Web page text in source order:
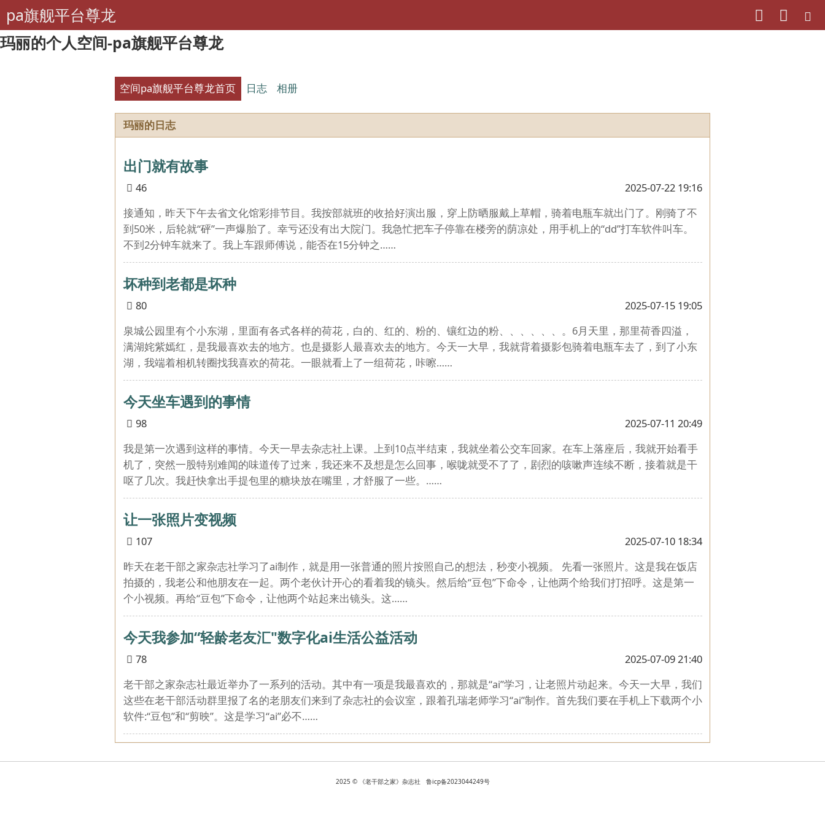
玛丽的个人空间-pa旗舰平台尊龙
pa旗舰平台尊龙
空间pa旗舰平台尊龙首页 日志 相册
玛丽的日志
出门就有故事
46
2025-07-22 19:16
接通知，昨天下午去省文化馆彩排节目。我按部就班的收拾好演出服，穿上防晒服戴上草帽，骑着电瓶车就出门了。刚骑了不
到50米，后轮就“砰”一声爆胎了。幸亏还没有出大院门。我急忙把车子停靠在楼旁的荫凉处，用手机上的“dd”打车软件叫车。
不到2分钟车就来了。我上车跟师傅说，能否在15分钟之……
坏种到老都是坏种
80
2025-07-15 19:05
泉城公园里有个小东湖，里面有各式各样的荷花，白的、红的、粉的、镶红边的粉、、、、、、。6月天里，那里荷香四溢，
满湖姹紫嫣红，是我最喜欢去的地方。也是摄影人最喜欢去的地方。今天一大早，我就背着摄影包骑着电瓶车去了，到了小东
湖，我端着相机转圈找我喜欢的荷花。一眼就看上了一组荷花，咔嚓……
今天坐车遇到的事情
98
2025-07-11 20:49
我是第一次遇到这样的事情。今天一早去杂志社上课。上到10点半结束，我就坐着公交车回家。在车上落座后，我就开始看手
机了，突然一股特别难闻的味道传了过来，我还来不及想是怎么回事，喉咙就受不了了，剧烈的咳嗽声连续不断，接着就是干
呕了几次。我赶快拿出手提包里的糖块放在嘴里，才舒服了一些。……
让一张照片变视频
107
2025-07-10 18:34
昨天在老干部之家杂志社学习了ai制作，就是用一张普通的照片按照自己的想法，秒变小视频。 先看一张照片。这是我在饭店
拍摄的，我老公和他朋友在一起。两个老伙计开心的看着我的镜头。然后给“豆包”下命令，让他两个给我们打招呼。这是第一
个小视频。再给“豆包”下命令，让他两个站起来出镜头。这……
今天我参加“轻龄老友汇"数字化ai生活公益活动
78
2025-07-09 21:40
老干部之家杂志社最近举办了一系列的活动。其中有一项是我最喜欢的，那就是“ai”学习，让老照片动起来。今天一大早，我们
这些在老干部活动群里报了名的老朋友们来到了杂志社的会议室，跟着孔瑞老师学习“ai”制作。首先我们要在手机上下载两个小
软件:“豆包”和“剪映”。这是学习“ai”必不……
2025 © 《老干部之家》杂志社 鲁icp备2023044249号